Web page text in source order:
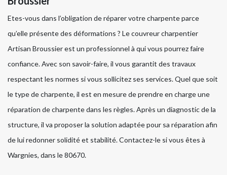
Etes-vous dans l’obligation de réparer votre charpente parce
qu’elle présente des déformations ? Le couvreur charpentier
Artisan Broussier est un professionnel à qui vous pourrez faire
confiance. Avec son savoir-faire, il vous garantit des travaux
respectant les normes si vous sollicitez ses services. Quel que soit
le type de charpente, il est en mesure de prendre en charge une
réparation de charpente dans les règles. Après un diagnostic de la
structure, il va proposer la solution adaptée pour sa réparation afin
de lui redonner solidité et stabilité. Contactez-le si vous êtes à
Wargnies, dans le 80670.